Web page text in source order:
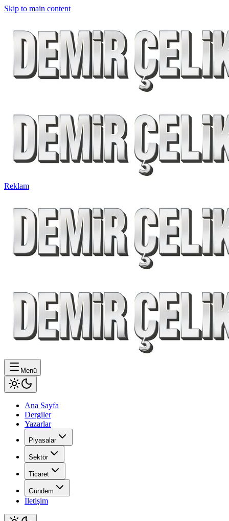
Skip to main content
Reklam
Menü
Ana Sayfa
Dergiler
Yazarlar
Piyasalar
Sektör
Ticaret
Gündem
İletişim